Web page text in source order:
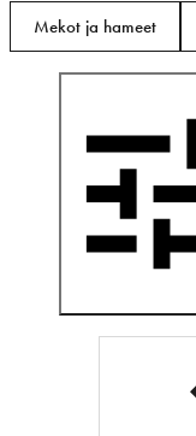
Mekot ja hameet